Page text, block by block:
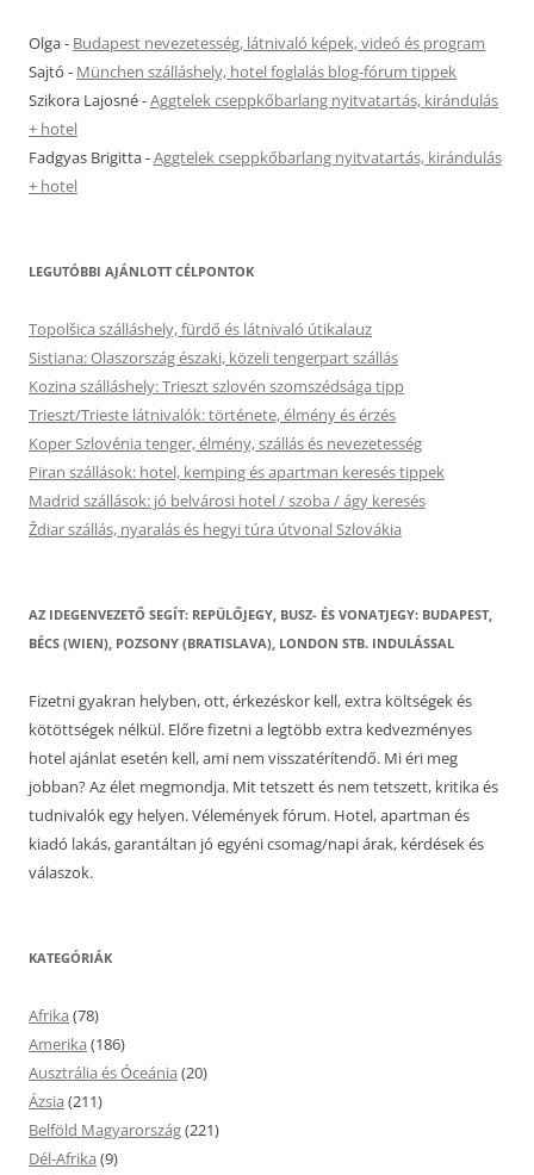
Olga- Budapest nevezetesség, látnivaló képek, videó és program
Sajtó - München szálláshely, hotel foglalás blog-fórum tippek
Szikora Lajosné-Aggtelek cseppkőbarlang nyitvatartás, kirándulás
+ hotel
Fadgyas Brigitta-Aggtelek cseppkőbarlang nyitvatartás, kirándulás
+ hotel
LEGUTÓBBI AJÁNLOTT CÉLPONTOK
Topolšica szálláshely, fürdő és látnivaló útikalauz
Sistiana: Olaszország északi, közeli tengerpart szállás
Kozina szálláshely: Trieszt szlovén szomszédsága tipp
Trieszt/Trieste látnivalók: története, élmény és érzés
Koper Szlovénia tenger, élmény, szállás és nevezetesség
Piran szállások: hotel, kemping és apartman keresés tippek
Madrid szállások: jó belvárosi hotel / szoba / ágy keresés
Ždiar szállás, nyaralás és hegyi túra útvonal Szlovákia
AZ IDEGENVEZETŐ SEGÍT: REPÜLŐJEGY, BUSZ- ÉS VONATJEGY: BUDAPEST,
BÉCS (WIEN), POZSONY (BRATISLAVA), LONDON STB. INDULÁSSAL
Fizetni gyakran helyben, ott, érkezéskor kell, extra költségek és
kötöttségek nélkül. Előre fizetni a legtöbb extra kedvezményes
hotel ajánlat esetén kell, ami nem visszatérítendő. Mi éri meg
jobban? Az élet megmondja. Mit tetszett és nem tetszett, kritika és
tudnivalók egy helyen. Vélemények fórum. Hotel, apartman és
kiadó lakás, garantáltan jó egyéni csomag/napi árak, kérdések és
válaszok.
KATEGÓRIÁK
Afrika (78)
Amerika (186)
Ausztrália és Óceánia (20)
Ázsia (211)
Belföld Magyarország(221)
Dél-Afrika (9)